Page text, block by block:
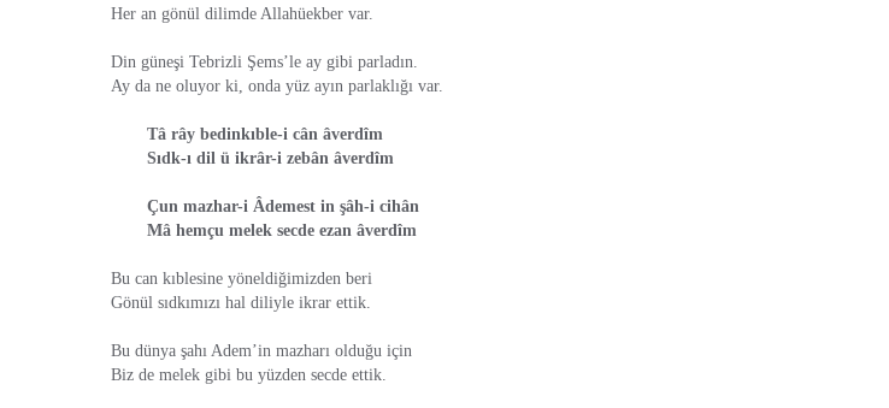
Her an gönül dilimde Allahüekber var.
Din güneşi Tebrizli Şems’le ay gibi parladın.
Ay da ne oluyor ki, onda yüz ayın parlaklığı var.
Tâ rây bedinkıble-i cân âverdîm
Sıdk-ı dil ü ikrâr-i zebân âverdîm
Çun mazhar-i Âdemest in şâh-i cihân
Mâ hemçu melek secde ezan âverdîm
Bu can kıblesine yöneldiğimizden beri
Gönül sıdkımızı hal diliyle ikrar ettik.
Bu dünya şahı Adem’in mazharı olduğu için
Biz de melek gibi bu yüzden secde ettik.